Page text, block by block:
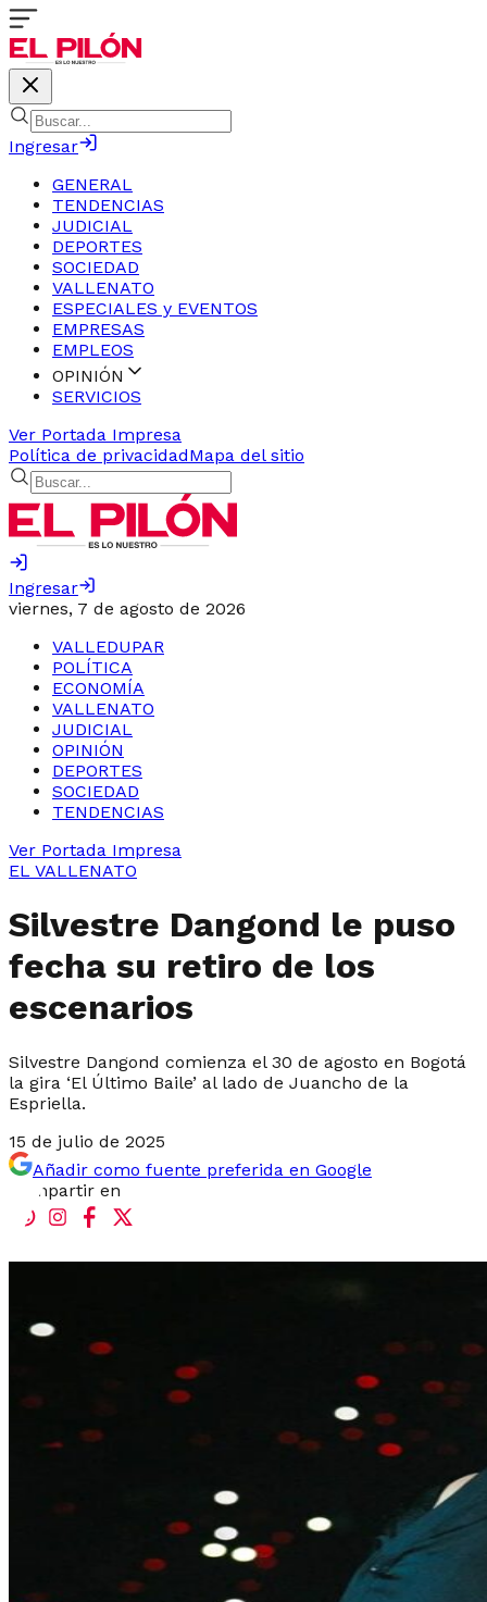
Ingresar
GENERAL
TENDENCIAS
JUDICIAL
DEPORTES
SOCIEDAD
VALLENATO
ESPECIALES y EVENTOS
EMPRESAS
EMPLEOS
OPINIÓN
SERVICIOS
Ver Portada Impresa
Política de privacidadMapa del sitio
Ingresar
viernes, 7 de agosto de 2026
VALLEDUPAR
POLÍTICA
ECONOMÍA
VALLENATO
JUDICIAL
OPINIÓN
DEPORTES
SOCIEDAD
TENDENCIAS
Ver Portada Impresa
EL VALLENATO
Silvestre Dangond le puso
fecha su retiro de los
escenarios
Silvestre Dangond comienza el 30 de agosto en Bogotá
la gira ‘El Último Baile’ al lado de Juancho de la
Espriella.
15 de julio de 2025
Añadir como fuente preferida en Google
Compartir en